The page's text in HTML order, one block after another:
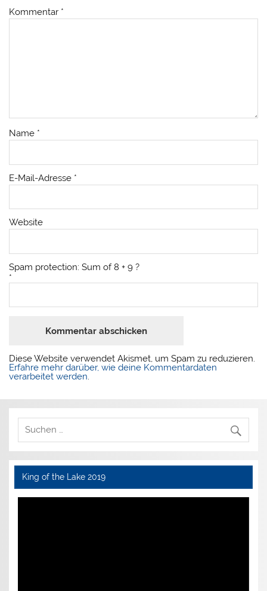
Kommentar *
Name *
E-Mail-Adresse *
Website
Spam protection: Sum of 8 + 9 ?
*
Diese Website verwendet Akismet, um Spam zu reduzieren.
Erfahre mehr darüber, wie deine Kommentardaten
verarbeitet werden.
King of the Lake 2019
Video-